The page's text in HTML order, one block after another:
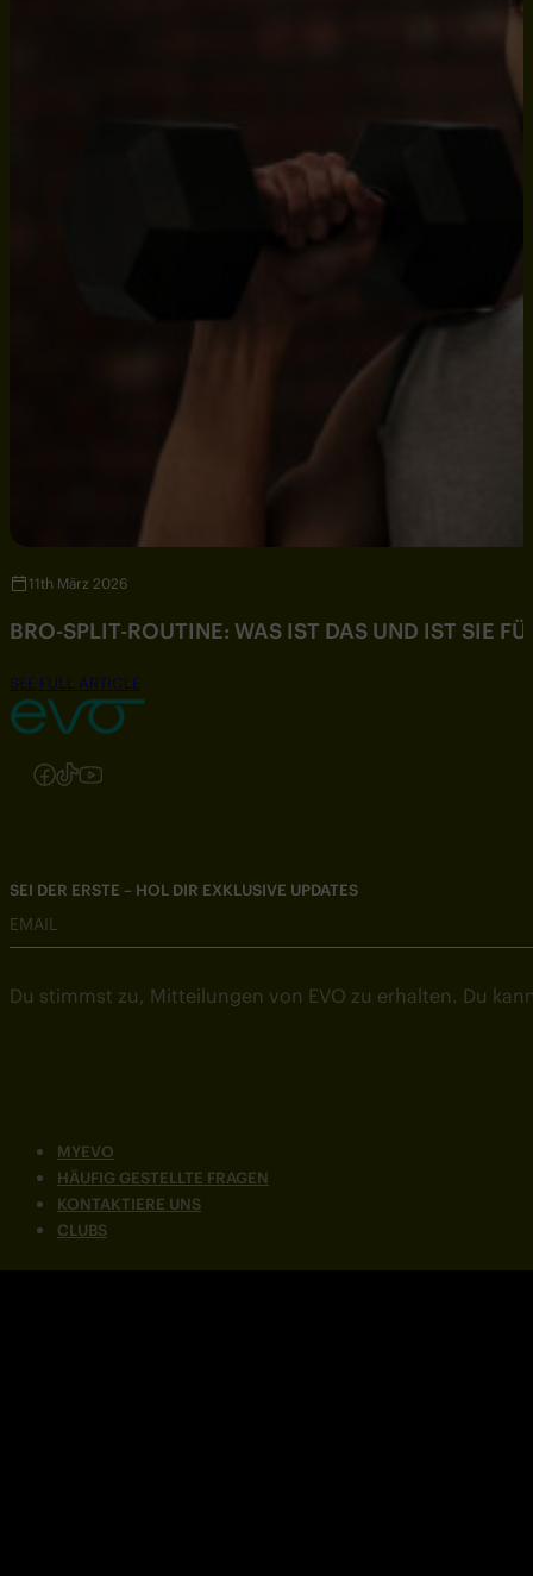
11th März 2026
BRO-SPLIT-ROUTINE: WAS IST DAS UND IST SIE
SEE FULL ARTICLE
Folgen Sie uns auf Instagram
Folgen Sie uns auf Facebook
Folgen Sie uns auf TikTok
Folgen Sie uns auf YouTube
MYEVO
HÄUFIG GESTELLTE FRAGEN
KONTAKTIERE UNS
CLUBS
SEI DER ERSTE – HOL DIR EXKLUSIVE UPDATES
EMAIL
Du stimmst zu, Mitteilungen von EVO zu erhalten. Du